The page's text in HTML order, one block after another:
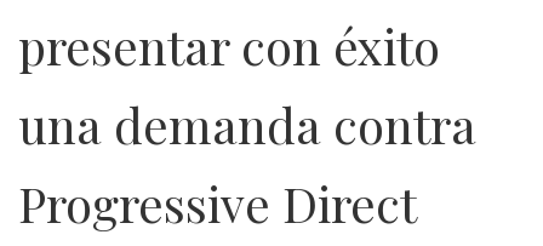
presentar con éxito
una demanda contra
Progressive Direct